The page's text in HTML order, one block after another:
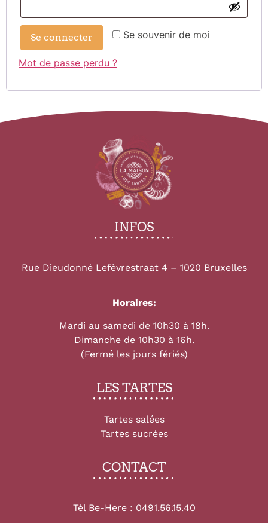
Se souvenir de moi
Se connecter
Mot de passe perdu ?
INFOS
Rue Dieudonné Lefèvrestraat 4 – 1020 Bruxelles
Horaires:
Mardi au samedi de 10h30 à 18h.
Dimanche de 10h30 à 16h.
(Fermé les jours fériés)
LES TARTES
Tartes salées
Tartes sucrées
CONTACT
Tél Be-Here : 0491.56.15.40